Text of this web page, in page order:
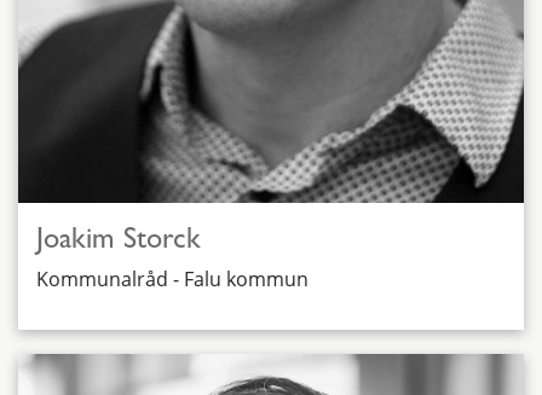
Joakim Storck
Kommunalråd - Falu kommun